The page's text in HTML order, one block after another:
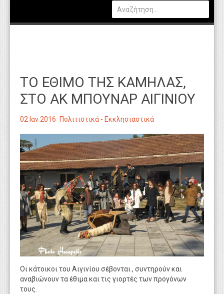
ΤΟ ΕΘΙΜΟ ΤΗΣ ΚΑΜΗΛΑΣ,
ΣΤΟ ΑΚ ΜΠΟΥΝΑΡ ΑΙΓΙΝΙΟΥ
02 Ιαν 2016 Πολιτιστικά - Εκκλησιαστικά
Οι κάτοικοι του Αιγινίου σέβονται , συντηρούν και
αναβιώνουν τα έθιμα και τις γιορτές των προγόνων
τους.
Καιρός
Τεχνολογία
Εκπαίδευση
Υγεία
Γενικά
Βιβλιοθήκη Απόψεων
Κυτίο Παραπόνων Πολιτών
WEBTV